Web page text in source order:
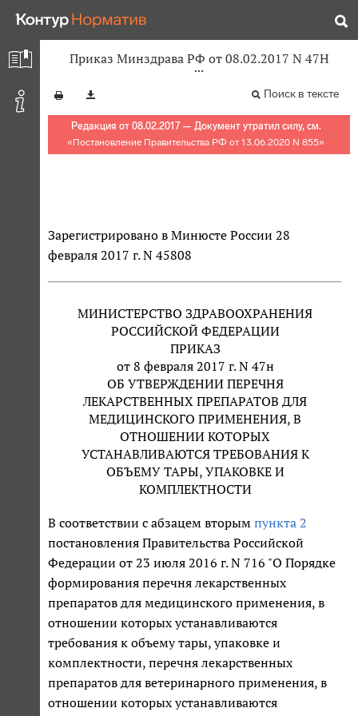
Приказ Минздрава РФ от 08.02.2017 N 47Н
Поиск в тексте
Редакция от 08.02.2017 — Документ утратил силу, см.
«Постановление Правительства РФ от 13.06.2020 N 855»
Зарегистрировано в Минюсте России 28
февраля 2017 г. N 45808
МИНИСТЕРСТВО ЗДРАВООХРАНЕНИЯ
РОССИЙСКОЙ ФЕДЕРАЦИИ
ПРИКАЗ
от 8 февраля 2017 г. N 47н
ОБ УТВЕРЖДЕНИИ ПЕРЕЧНЯ
ЛЕКАРСТВЕННЫХ ПРЕПАРАТОВ ДЛЯ
МЕДИЦИНСКОГО ПРИМЕНЕНИЯ, В
ОТНОШЕНИИ КОТОРЫХ
УСТАНАВЛИВАЮТСЯ ТРЕБОВАНИЯ К
ОБЪЕМУ ТАРЫ, УПАКОВКЕ И
КОМПЛЕКТНОСТИ
В соответствии с абзацем вторым пункта 2
постановления Правительства Российской
Федерации от 23 июля 2016 г. N 716 "О Порядке
формирования перечня лекарственных
препаратов для медицинского применения, в
отношении которых устанавливаются
требования к объему тары, упаковке и
комплектности, перечня лекарственных
препаратов для ветеринарного применения, в
отношении которых устанавливаются